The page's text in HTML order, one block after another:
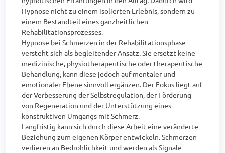
Hypnose nicht zu einem isolierten Erlebnis, sondern zu
einem Bestandteil eines ganzheitlichen
Rehabilitationsprozesses.
Hypnose bei Schmerzen in der Rehabilitationsphase
versteht sich als begleitender Ansatz. Sie ersetzt keine
medizinische, physiotherapeutische oder therapeutische
Behandlung, kann diese jedoch auf mentaler und
emotionaler Ebene sinnvoll ergänzen. Der Fokus liegt auf
der Verbesserung der Selbstregulation, der Förderung
von Regeneration und der Unterstützung eines
konstruktiven Umgangs mit Schmerz.
Langfristig kann sich durch diese Arbeit eine veränderte
Beziehung zum eigenen Körper entwickeln. Schmerzen
verlieren an Bedrohlichkeit und werden als Signale